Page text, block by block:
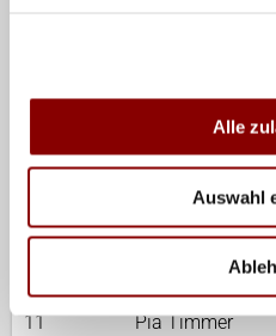
Alle
Auswahl
1 Patricia Nestler
9 Lina Alsmeier
Maria Tabacuks
Leana Grozer
11 Pia Timmer